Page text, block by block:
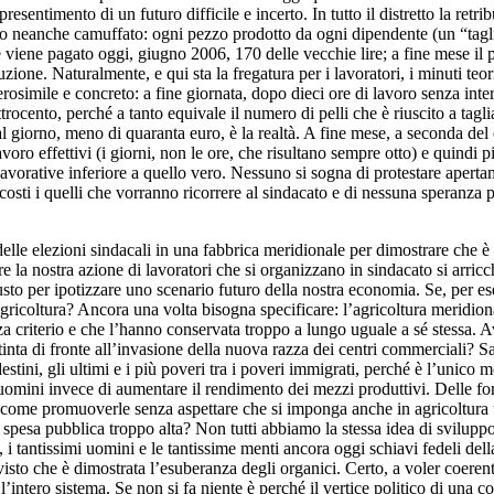
di un futuro difficile e incerto. In tutto il distretto la
camuffato: ogni pezzo prodotto da ogni dipendente (un
pagato oggi, giugno 2006, 170 delle vecchie lire; a fine mese
Naturalmente, e qui sta la fregatura per i lavoratori, i minuti
e concreto: a fine giornata, dopo dieci ore di lavoro senza
perché a tanto equivale il numero di pelli che è riuscito a
meno di quaranta euro, è la realtà. A fine mese, a seconda
effettivi (i giorni, non le ore, che risultano sempre otto) e quindi
inferiore a quello vero. Nessuno si sogna di protestare
i quelli che vorranno ricorrere al sindacato e di nessuna
elezioni sindacali in una fabbrica meridionale per dimostrare che
nostra azione di lavoratori che si organizzano in sindacato si
per ipotizzare uno scenario futuro della nostra economia. Se, per
Ancora una volta bisogna specificare: l’agricoltura
e che l’hanno conservata troppo a lungo uguale a sé
di fronte all’invasione della nuova razza dei centri commerciali?
gli ultimi e i più poveri tra i poveri immigrati, perché è l’unico
invece di aumentare il rendimento dei mezzi produttivi. Delle
promuoverle senza aspettare che si imponga anche in
pubblica troppo alta? Non tutti abbiamo la stessa idea di
tantissimi uomini e le tantissime menti ancora oggi schiavi fedeli
che è dimostrata l’esuberanza degli organici. Certo, a voler
sistema. Se non si fa niente è perché il vertice politico di una